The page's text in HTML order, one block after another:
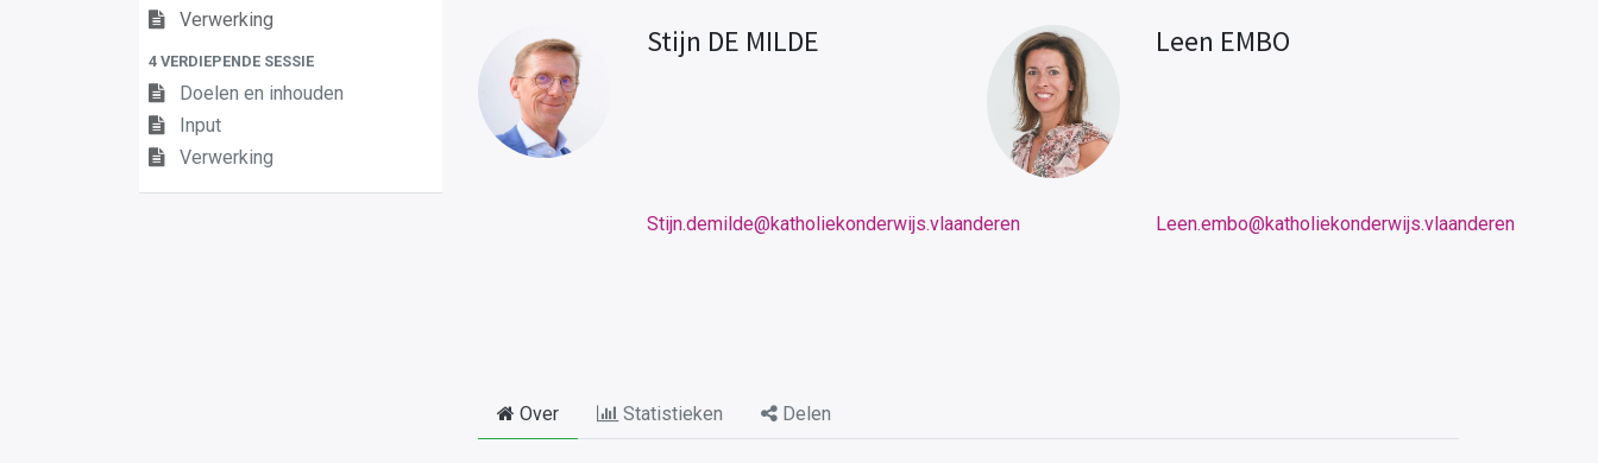
Verwerking
4 VERDIEPENDE SESSIE
Doelen en inhouden
Input
Verwerking
Stijn DE MILDE
Stijn.demilde@katholiekonderwijs.vlaanderen
Leen EMBO
Leen.embo@katholiekonderwijs.vlaanderen
Over Statistieken Delen